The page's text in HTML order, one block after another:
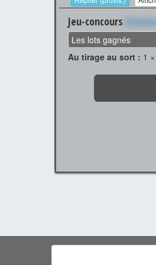
Jeu-concours Xxxxxxx
Les lots gagnés
Au tirage au sort : 1